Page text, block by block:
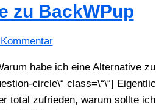
zu BackWPup
habe ich eine Alternative
circle\“ class=\“\“]
total zufrieden, warum sollte